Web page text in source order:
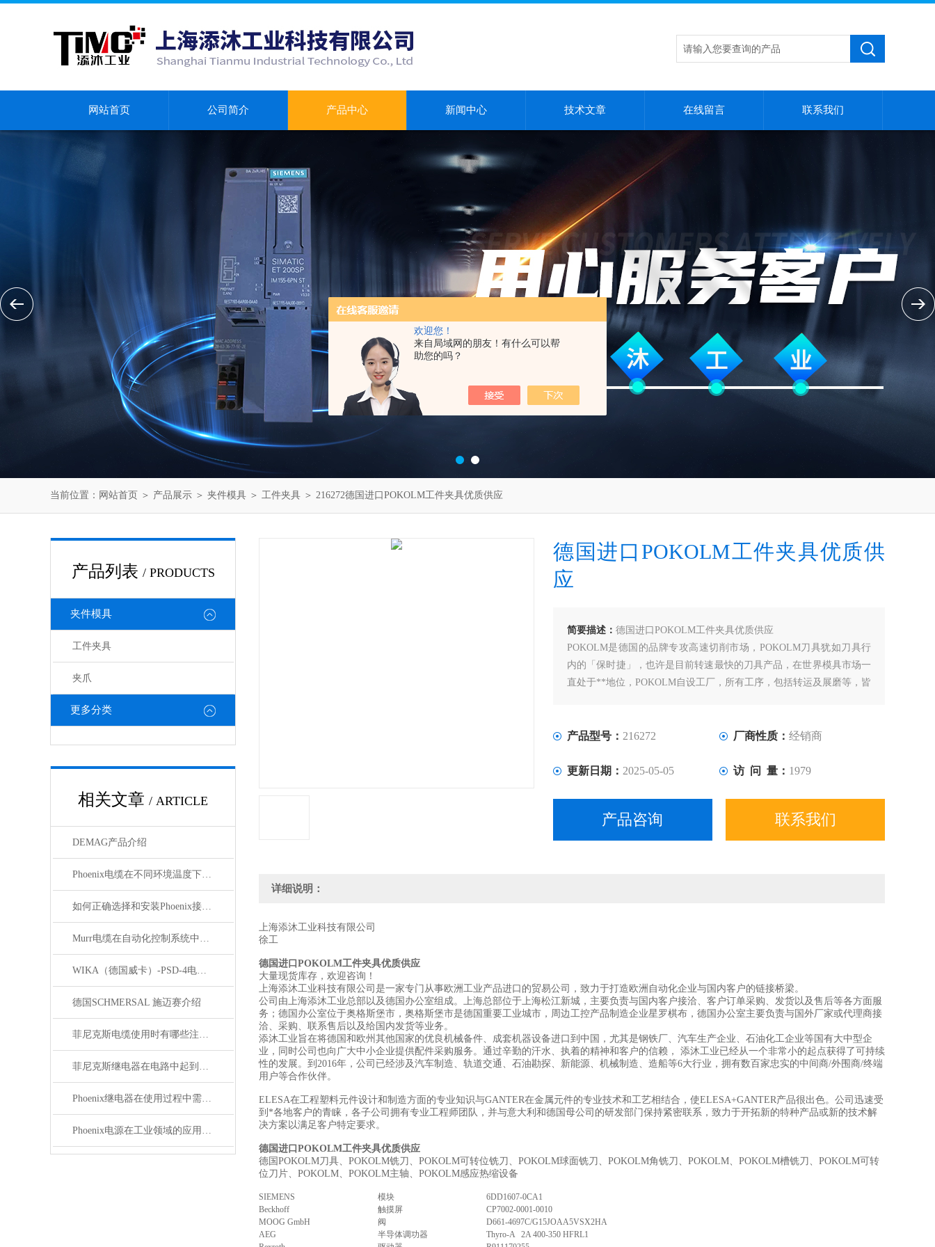
欢迎您！
来自局域网的朋友！有什么可以帮
助您的吗？
网站首页 公司简介 产品中心 新闻中心 技术文章 在线留言 联系我们
当前位置： 网站首页 ＞ 产品展示 ＞ 夹件模具 ＞ 工件夹具 ＞ 216272德国进口POKOLM工件夹具优质供应
产品列表 / PRODUCTS
夹件模具
工件夹具
夹爪
更多分类
相关文章 / ARTICLE
DEMAG产品介绍
Phoenix电缆在不同环境温度下的性能表现如何？
如何正确选择和安装Phoenix接插件以确保其性能？
Murr电缆在自动化控制系统中的应用
WIKA（德国威卡）-PSD-4电子压力开关
德国SCHMERSAL 施迈赛介绍
菲尼克斯电缆使用时有哪些注意事项？
菲尼克斯继电器在电路中起到什么作用？
Phoenix继电器在使用过程中需要注意哪些事项？
Phoenix电源在工业领域的应用与优势
德国进口POKOLM工件夹具优质供
应
简要描述： 德国进口POKOLM工件夹具优质供应
POKOLM是德国的品牌专攻高速切削市场，POKOLM刀具犹如刀具行
内的「保时捷」，也许是目前转速最快的刀具产品，在世界模具市场一
直处于**地位，POKOLM自设工厂，所有工序，包括转运及展磨等，皆
产品型号： 216272 厂商性质： 经销商
更新日期： 2025-05-05 访 问 量： 1979
产品咨询 联系我们
详细说明：
上海添沐工业科技有限公司
徐工
德国进口POKOLM工件夹具优质供应
大量现货库存，欢迎咨询！
上海添沐工业科技有限公司是一家专门从事欧洲工业产品进口的贸易公司，致力于打造欧洲自动化企业与国内客户的链接桥梁。
公司由上海添沐工业总部以及德国办公室组成。上海总部位于上海松江新城，主要负责与国内客户接洽、客户订单采购、发货以及售后等各方面服
务；德国办公室位于奥格斯堡市，奥格斯堡市是德国重要工业城市，周边工控产品制造企业星罗棋布，德国办公室主要负责与国外厂家或代理商接
洽、采购、联系售后以及给国内发货等业务。
添沐工业旨在将德国和欧州其他国家的优良机械备件、成套机器设备进口到中国，尤其是钢铁厂、汽车生产企业、石油化工企业等国有大中型企
业，同时公司也向广大中小企业提供配件采购服务。通过辛勤的汗水、执着的精神和客户的信赖， 添沐工业已经从一个非常小的起点获得了可持续
性的发展。到2016年，公司已经涉及汽车制造、轨道交通、石油勘探、新能源、机械制造、造船等6大行业，拥有数百家忠实的中间商/外围商/终端
用户等合作伙伴。
ELESA在工程塑料元件设计和制造方面的专业知识与GANTER在金属元件的专业技术和工艺相结合，使ELESA+GANTER产品很出色。公司迅速受
到*各地客户的青睐，各子公司拥有专业工程师团队，并与意大利和德国母公司的研发部门保持紧密联系，致力于开拓新的特种产品或新的技术解
决方案以满足客户特定要求。
德国进口POKOLM工件夹具优质供应
德国POKOLM刀具、POKOLM铣刀、POKOLM可转位铣刀、POKOLM球面铣刀、POKOLM角铣刀、POKOLM、POKOLM槽铣刀、POKOLM可转
位刀片、POKOLM、POKOLM主轴、POKOLM感应热缩设备
SIEMENS 模块
6DD1607-0CA1
Beckhoff
触摸屏
CP7002-0001-0010
MOOG GmbH
阀
D661-4697C/G15JOAA5VSX2HA
AEG
半导体调功器
Thyro-A 2A 400-350 HFRL1